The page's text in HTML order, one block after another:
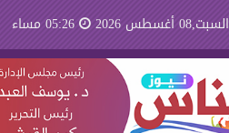
السبت,08 أغسطس 2026 05:26 مساء